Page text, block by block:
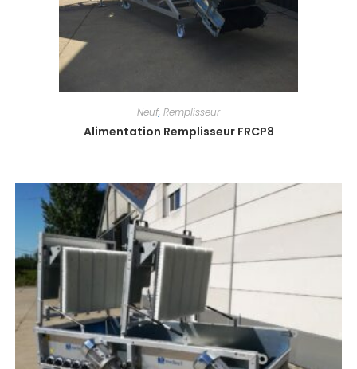
Neuf, Remplisseur
Alimentation Remplisseur FRCP8